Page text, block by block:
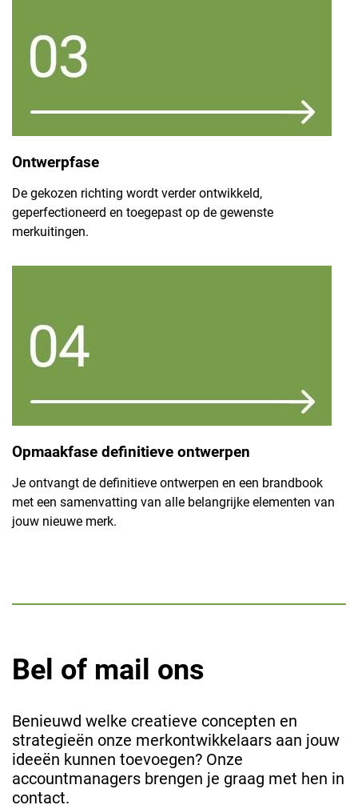
Ontwerpfase
De gekozen richting wordt verder ontwikkeld,
geperfectioneerd en toegepast op de gewenste
merkuitingen.
Opmaakfase definitieve ontwerpen
Je ontvangt de definitieve ontwerpen en een brandbook
met een samenvatting van alle belangrijke elementen van
jouw nieuwe merk.
Bel of mail ons
Benieuwd welke creatieve concepten en
strategieën onze merkontwikkelaars aan jouw
ideeën kunnen toevoegen? Onze
accountmanagers brengen je graag met hen in
contact.